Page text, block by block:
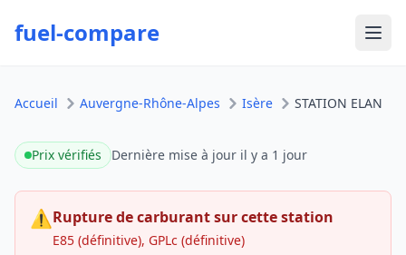
fuel-compare
Accueil Auvergne-Rhône-Alpes Isère STATION ELAN
Prix vérifiés Dernière mise à jour il y a 1 jour
⚠Rupture de carburant sur cette station
E85 (définitive), GPLc (définitive)